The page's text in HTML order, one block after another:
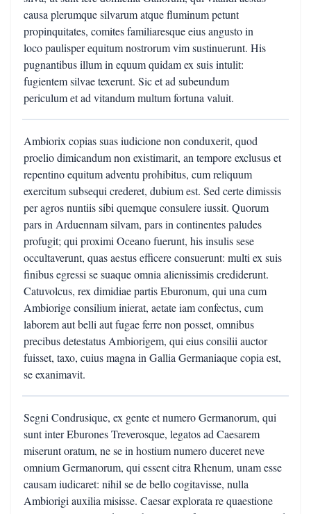
causa plerumque silvarum atque fluminum petunt
propinquitates, comites familiaresque eius angusto in
loco paulisper equitum nostrorum vim sustinuerunt. His
pugnantibus illum in equum quidam ex suis intulit:
fugientem silvae texerunt. Sic et ad subeundum
periculum et ad vitandum multum fortuna valuit.
Ambiorix copias suas iudicione non conduxerit, quod
proelio dimicandum non existimarit, an tempore exclusus et
repentino equitum adventu prohibitus, cum reliquum
exercitum subsequi crederet, dubium est. Sed certe dimissis
per agros nuntiis sibi quemque consulere iussit. Quorum
pars in Arduennam silvam, pars in continentes paludes
profugit; qui proximi Oceano fuerunt, his insulis sese
occultaverunt, quas aestus efficere consuerunt: multi ex suis
finibus egressi se suaque omnia alienissimis crediderunt.
Catuvolcus, rex dimidiae partis Eburonum, qui una cum
Ambiorige consilium inierat, aetate iam confectus, cum
laborem aut belli aut fugae ferre non posset, omnibus
precibus detestatus Ambiorigem, qui eius consilii auctor
fuisset, taxo, cuius magna in Gallia Germaniaque copia est,
se exanimavit.
Segni Condrusique, ex gente et numero Germanorum, qui
sunt inter Eburones Treverosque, legatos ad Caesarem
miserunt oratum, ne se in hostium numero duceret neve
omnium Germanorum, qui essent citra Rhenum, unam esse
causam iudicaret: nihil se de bello cogitavisse, nulla
Ambiorigi auxilia misisse. Caesar explorata re quaestione